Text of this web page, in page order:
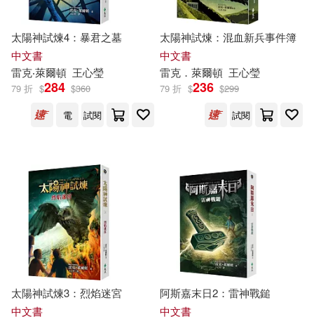
太陽神試煉4：暴君之墓
中文書
雷克‧萊爾頓 王心瑩
79 折 $284 $360
電
試閱
太陽神試煉：混血新兵事件簿
中文書
雷克 ．萊爾頓 王心瑩
79 折 $236 $299
試閱
太陽神試煉3：烈焰迷宮
中文書
阿斯嘉末日2：雷神戰鎚
中文書